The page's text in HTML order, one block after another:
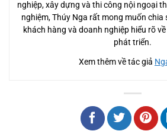
nghiệp, xây dựng và thi công nội ngoại
nghiệm, Thúy Nga rất mong muốn chia
khách hàng và doanh nghiệp hiểu rõ
phát triển.
Xem thêm về tác giả